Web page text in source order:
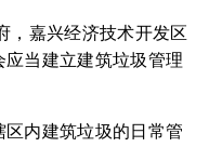
，嘉兴经济技术开发区
应当建立建筑垃圾管理
内建筑垃圾的日常管